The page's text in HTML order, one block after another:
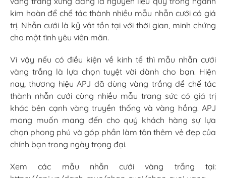
kim hoàn để chế tác thành nhiều mẫu nhẫn cưới có giá
trị. Nhẫn cưới là kỷ vật tồn tại với thời gian, minh chứng
cho một tình yêu viên mãn.
Vì vậy nếu có điều kiện về kinh tế thì mẫu nhẫn cưới
vàng trắng là lựa chọn tuyệt vời dành cho bạn. Hiện
nay, thương hiệu APJ đã dùng vàng trắng để chế tác
thành nhẫn cưới cùng nhiều mẫu trang sức có giá trị
khác bên cạnh vàng truyền thống và vàng hồng. APJ
mong muốn mang đến cho quý khách hàng sự lựa
chọn phong phú và góp phần làm tôn thêm vẻ đẹp của
chính bạn trong ngày trọng đại.
Xem các mẫu nhẫn cưới vàng trắng tại: